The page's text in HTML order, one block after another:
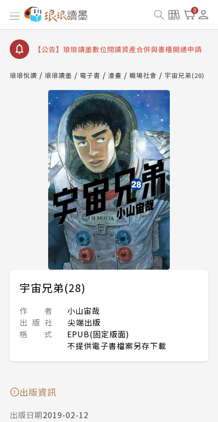
0
【公告】琅琅書店服務升級重要說明及資產合併結果
查詢
【公告】因 Readmoo 讀墨系統維護中，本站同步暫
【公告】琅琅讀墨數位閱讀資產合併與書櫃開通申請
請圖文教學
【公告】琅琅書店服務升級重要說明及資產合併結果
【公告】因 Readmoo 讀墨系統維護中，本站同步暫
停部分閱讀服務
琅琅悅讀 琅琅讀墨 電子書 漫畫 職場社會 宇宙兄弟(28)
宇宙兄弟(28)
作 者
小山宙哉
出 版 社
尖端出版
格 式
EPUB(固定版面)
不提供電子書檔案另存下載
出版資訊
出版日期2019-02-12